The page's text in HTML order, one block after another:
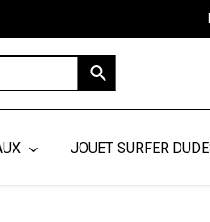
JOUET SURFER
Cart